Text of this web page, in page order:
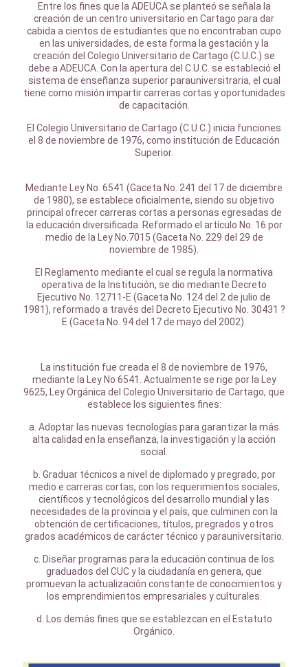
Entre los fines que la ADEUCA se planteó se señala la
creación de un centro universitario en Cartago para dar
cabida a cientos de estudiantes que no encontraban cupo
en las universidades, de esta forma la gestación y la
creación del Colegio Universitario de Cartago (C.U.C.) se
debe a ADEUCA. Con la apertura del C.U.C. se estableció el
sistema de enseñanza superior parauniversitraria, el cual
tiene como misión impartir carreras cortas y oportunidades
de capacitación.
El Colegio Universitario de Cartago (C.U.C.) inicia funciones
el 8 de noviembre de 1976, como institución de Educación
Superior.
Mediante Ley No. 6541 (Gaceta No. 241 del 17 de diciembre
de 1980), se establece oficialmente, siendo su objetivo
principal ofrecer carreras cortas a personas egresadas de
la educación diversificada. Reformado el artículo No. 16 por
medio de la Ley No.7015 (Gaceta No. 229 del 29 de
noviembre de 1985).
El Reglamento mediante el cual se regula la normativa
operativa de la Institución, se dio mediante Decreto
Ejecutivo No. 12711-E (Gaceta No. 124 del 2 de julio de
1981), reformado a través del Decreto Ejecutivo No. 30431 ?
E (Gaceta No. 94 del 17 de mayo del 2002).
La institución fue creada el 8 de noviembre de 1976,
mediante la Ley No 6541. Actualmente se rige por la Ley
9625, Ley Orgánica del Colegio Universitario de Cartago, que
establece los siguientes fines:
a. Adoptar las nuevas tecnologías para garantizar la más
alta calidad en la enseñanza, la investigación y la acción
social.
b. Graduar técnicos a nivel de diplomado y pregrado, por
medio e carreras cortas, con los requerimientos sociales,
científicos y tecnológicos del desarrollo mundial y las
necesidades de la provincia y el país, que culminen con la
obtención de certificaciones, títulos, pregrados y otros
grados académicos de carácter técnico y parauniversitario.
c. Diseñar programas para la educación continua de los
graduados del CUC y la ciudadanía en genera, que
promuevan la actualización constante de conocimientos y
los emprendimientos empresariales y culturales.
d. Los demás fines que se establezcan en el Estatuto
Orgánico.